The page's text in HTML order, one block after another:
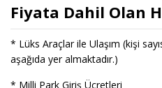
Fiyata Dahil Olan
* Lüks Araçlar ile Ulaşım (kişi
aşağıda yer almaktadır.)
* Milli Park Giriş Ücretleri